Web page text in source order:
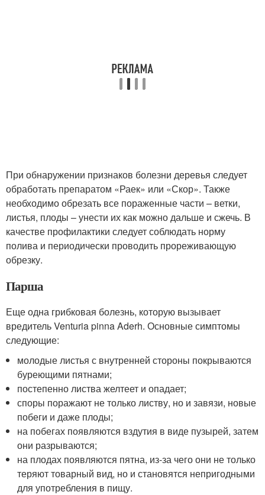
При обнаружении признаков болезни деревья следует
обработать препаратом «Раек» или «Скор». Также
необходимо обрезать все пораженные части – ветки,
листья, плоды – унести их как можно дальше и сжечь. В
качестве профилактики следует соблюдать норму
полива и периодически проводить прореживающую
обрезку.
Парша
Еще одна грибковая болезнь, которую вызывает
вредитель Venturia pinna Aderh. Основные симптомы
следующие:
молодые листья с внутренней стороны покрываются
буреющими пятнами;
постепенно листва желтеет и опадает;
споры поражают не только листву, но и завязи, новые
побеги и даже плоды;
на побегах появляются вздутия в виде пузырей, затем
они разрываются;
на плодах появляются пятна, из-за чего они не только
теряют товарный вид, но и становятся непригодными
для употребления в пищу.